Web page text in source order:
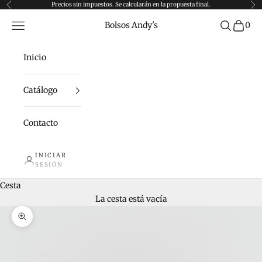
Ir al contenido
Anterior Precios sin impuestos. Se calcularán en la propuesta final.
Bolsos Andy's
Menú Buscar0
Inicio
Catálogo
Contacto
INICIAR
SESIÓN
Cesta
La cesta está vacía
Zoom